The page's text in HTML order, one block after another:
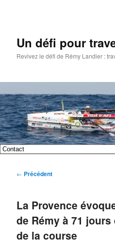
Un défi pour
Revivez le défi de Rémy Landier :
Menu
Aller
au
principal
Aller
au
secondaire
Navigation
← Précédent
La Provence
de Rémy à 71
de la course